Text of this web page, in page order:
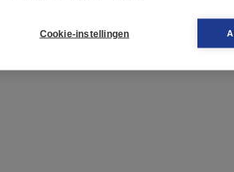
Cookie-instellingen